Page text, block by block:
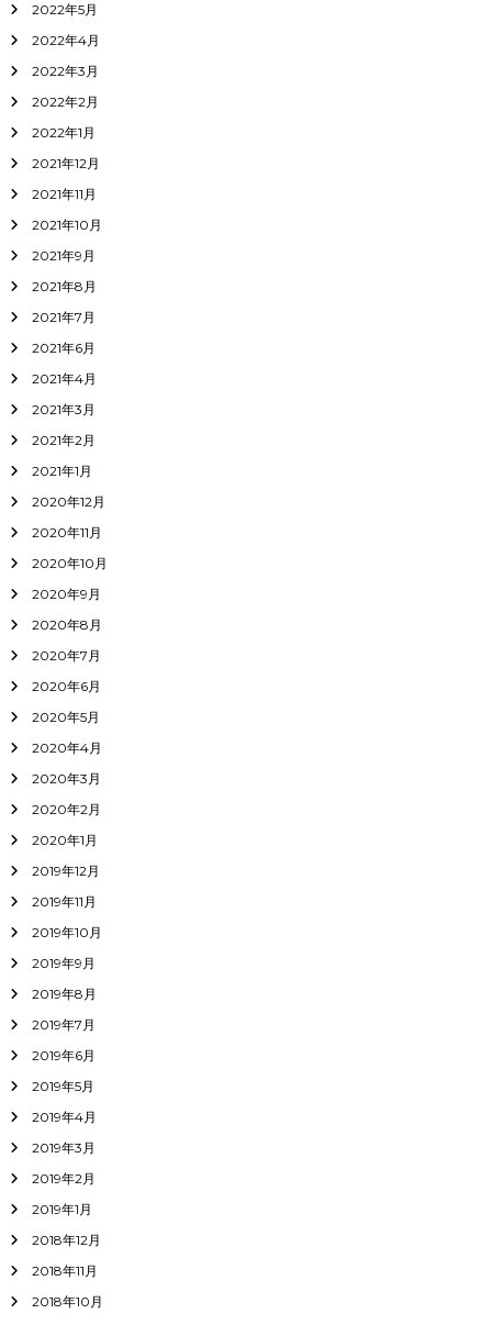
2022年5月
2022年4月
2022年3月
2022年2月
2022年1月
2021年12月
2021年11月
2021年10月
2021年9月
2021年8月
2021年7月
2021年6月
2021年4月
2021年3月
2021年2月
2021年1月
2020年12月
2020年11月
2020年10月
2020年9月
2020年8月
2020年7月
2020年6月
2020年5月
2020年4月
2020年3月
2020年2月
2020年1月
2019年12月
2019年11月
2019年10月
2019年9月
2019年8月
2019年7月
2019年6月
2019年5月
2019年4月
2019年3月
2019年2月
2019年1月
2018年12月
2018年11月
2018年10月